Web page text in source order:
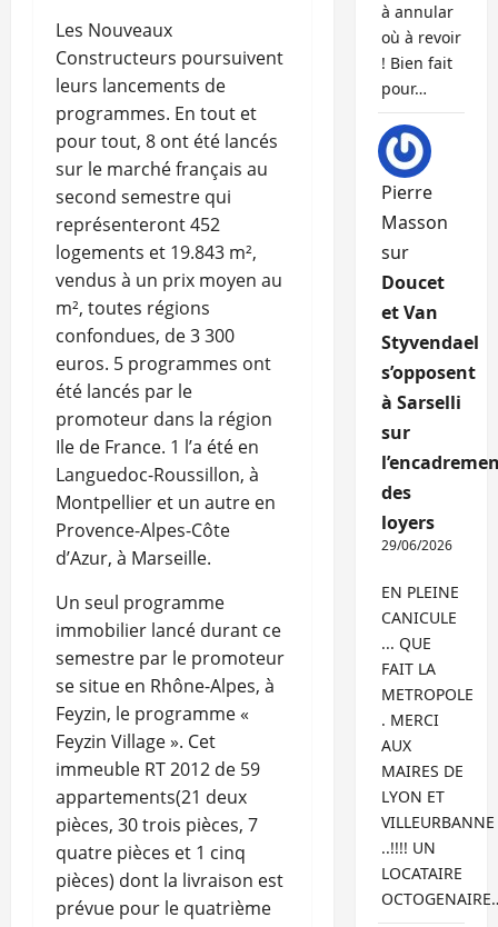
Les Nouveaux
Constructeurs poursuivent
leurs lancements de
programmes. En tout et
pour tout, 8 ont été lancés
sur le marché français au
second semestre qui
représenteront 452
logements et 19.843 m²,
vendus à un prix moyen au
m², toutes régions
confondues, de 3 300
euros. 5 programmes ont
été lancés par le
promoteur dans la région
Ile de France. 1 l’a été en
Languedoc-Roussillon, à
Montpellier et un autre en
Provence-Alpes-Côte
d’Azur, à Marseille.
Un seul programme
immobilier lancé durant ce
semestre par le promoteur
se situe en Rhône-Alpes, à
Feyzin, le programme «
Feyzin Village ». Cet
immeuble RT 2012 de 59
appartements(21 deux
pièces, 30 trois pièces, 7
quatre pièces et 1 cinq
pièces) dont la livraison est
prévue pour le quatrième
à annular
où à revoir
! Bien fait
pour…
Pierre
Masson
sur
Doucet
et Van
Styvendael
s’opposent
à Sarselli
sur
des
loyers
29/06/2026
EN PLEINE
CANICULE
... QUE
FAIT LA
METROPOLE
. MERCI
AUX
MAIRES DE
LYON ET
VILLEURBANNE
..!!!! UN
LOCATAIRE